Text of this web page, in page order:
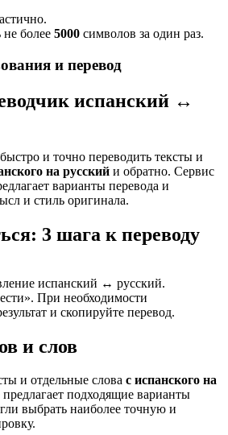
более 5000 символов за один раз.
и перевод
испанский ↔
и точно переводить тексты и
на русский и обратно. Сервис
варианты перевода и
и стиль оригинала.
3 шага к переводу
испанский ↔ русский.
При необходимости
и скопируйте перевод.
и слов
и отдельные слова с испанского на
предлагает подходящие варианты
выбрать наиболее точную и